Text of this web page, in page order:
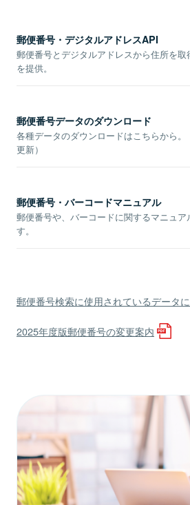
郵便番号・デジタルアドレスAPI
郵便番号とデジタルアドレスから住所を
を提供。
郵便番号データのダウンロード
各種データのダウンロードはこちらから。
更新）
郵便番号・バーコードマニュアル
郵便番号や、バーコードに関するマニュア
す。
郵便番号検索に使用されているデータ
2025年度版郵便番号の変更案内